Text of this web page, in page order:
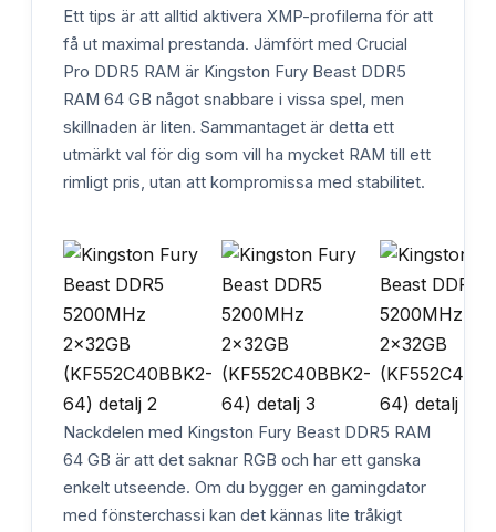
Ett tips är att alltid aktivera XMP-profilerna för att
få ut maximal prestanda. Jämfört med Crucial
Pro DDR5 RAM är Kingston Fury Beast DDR5
RAM 64 GB något snabbare i vissa spel, men
skillnaden är liten. Sammantaget är detta ett
utmärkt val för dig som vill ha mycket RAM till ett
rimligt pris, utan att kompromissa med stabilitet.
Nackdelen med Kingston Fury Beast DDR5 RAM
64 GB är att det saknar RGB och har ett ganska
enkelt utseende. Om du bygger en gamingdator
med fönsterchassi kan det kännas lite tråkigt